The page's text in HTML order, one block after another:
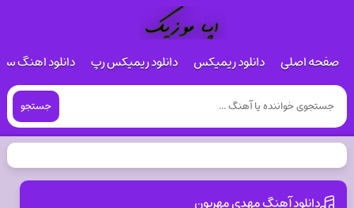
صفحه اصلی دانلود ریمیکس دانلود ریمیکس رپ دانلود اهنگ
جستجو
دانلود آهنگ مهدی مهربون